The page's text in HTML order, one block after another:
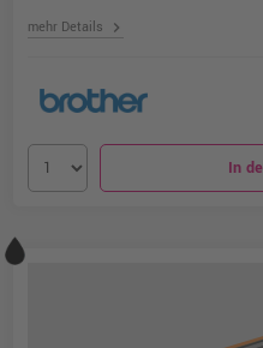
mehr Details chevron_right
In